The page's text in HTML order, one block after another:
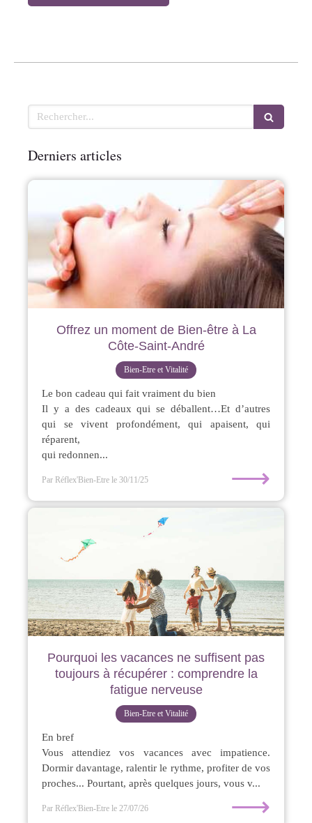
Rechercher
Derniers articles
Offrez un moment de Bien-être à La
Côte-Saint-André
Bien-Etre et Vitalité
Le bon cadeau qui fait vraiment du bien
Il y a des cadeaux qui se déballent…Et d’autres
qui se vivent profondément, qui apaisent, qui
réparent,
qui redonnen...
Par Réflex'Bien-Etre le 30/11/25 ⟶
Pourquoi les vacances ne suffisent pas
toujours à récupérer : comprendre la
fatigue nerveuse
Bien-Etre et Vitalité
En bref
Vous attendiez vos vacances avec impatience.
Dormir davantage, ralentir le rythme, profiter de vos
proches... Pourtant, après quelques jours, vous v...
Par Réflex'Bien-Etre le 27/07/26 ⟶